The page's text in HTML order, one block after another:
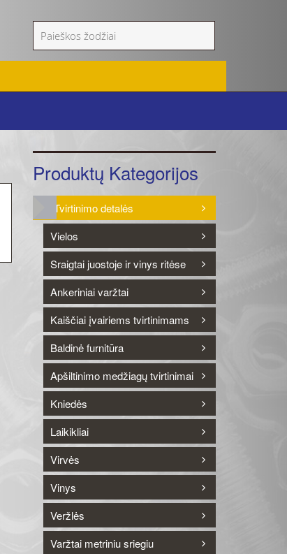
Produktų Kategorijos
Tvirtinimo detalės
Vielos
Sraigtai juostoje ir vinys ritėse
Ankeriniai varžtai
Kaiščiai įvairiems tvirtinimams
Baldinė furnitūra
Apšiltinimo medžiagų tvirtinimai
Kniedės
Laikikliai
Virvės
Vinys
Veržlės
Varžtai metriniu sriegiu